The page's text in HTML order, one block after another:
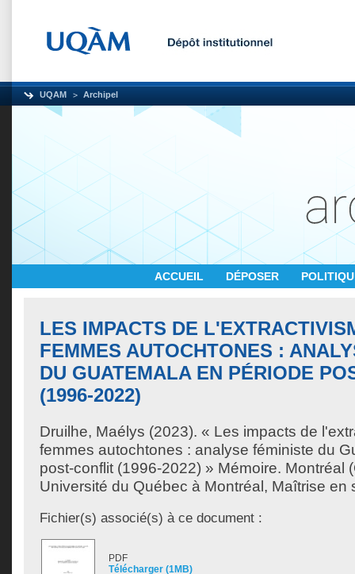
UQAM Archipel
ACCUEIL DÉPOSER
LES IMPACTS DE
FEMMES AUTOCHTONES :
DU GUATEMALA EN PÉRIODE
(1996-2022)
Druilhe, Maélys (2023). « Les impacts de
femmes autochtones : analyse féministe du
post-conflit (1996-2022) » Mémoire. Montréal
Université du Québec à Montréal, Maîtrise en
Fichier(s) associé(s) à ce document :
PDF
Télécharger (1MB)